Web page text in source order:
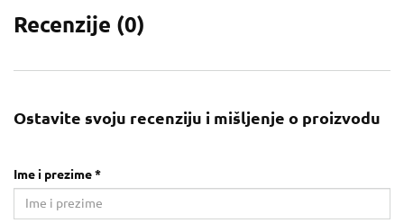
Recenzije (0)
Ostavite svoju recenziju i mišljenje o proizvodu
Ime i prezime *